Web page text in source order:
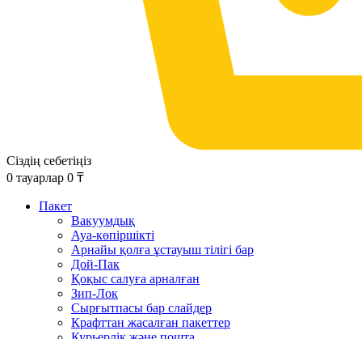
Сіздің себетіңіз
0 тауарлар 0 ₸
Пакет
Вакуумдық
Ауа-көпіршікті
Арнайы қолға ұстауыш тілігі бар
Дой-Пак
Қоқыс салуға арналған
Зип-Лок
Сырғытпасы бар слайдер
Крафттан жасалған пакеттер